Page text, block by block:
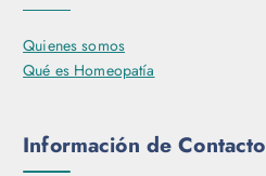
Quienes somos
Qué es Homeopatía
Información de Contacto